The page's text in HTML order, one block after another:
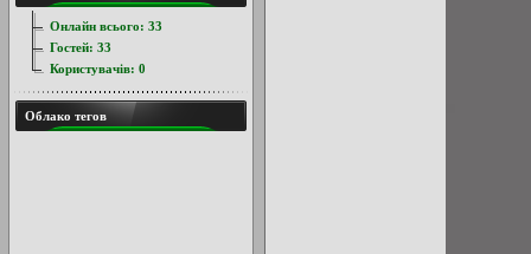
Онлайн всього: 33
Гостей: 33
Користувачів: 0
Облако тегов